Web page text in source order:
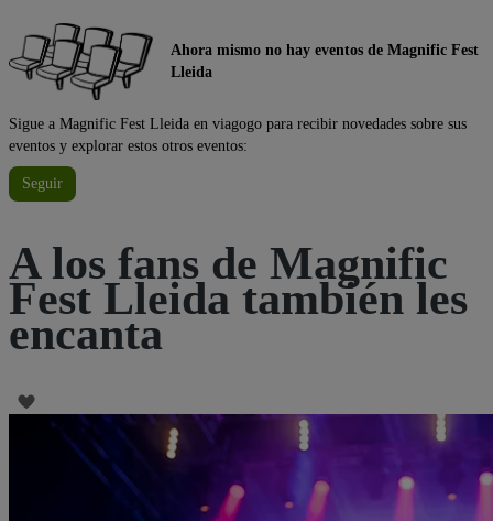
Ahora mismo no hay eventos de Magnific Fest
Lleida
Sigue a Magnific Fest Lleida en viagogo para recibir novedades sobre sus
eventos y explorar estos otros eventos:
Seguir
A los fans de Magnific
Fest Lleida también les
encanta